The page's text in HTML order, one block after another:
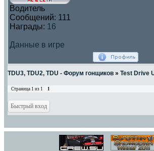
Водитель
Сообщений: 111
Награды: 16
Данные в игре
TDU3, TDU2, TDU - Форум гонщиков » Test Drive
Страница 1 из 1 1